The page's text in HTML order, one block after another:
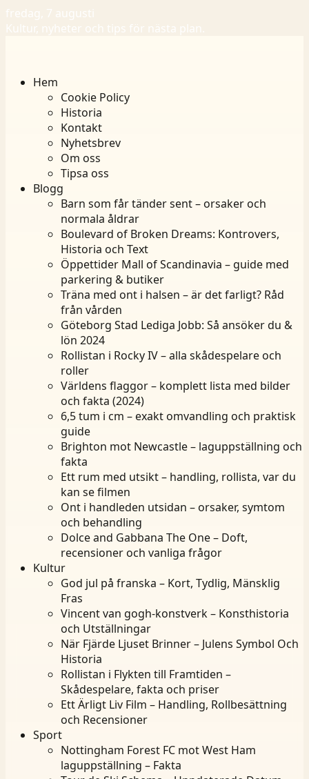
fredag, 7 augusti
Kultur, nyheter och tips för nästa plan.
Hem
Cookie Policy
Historia
Kontakt
Nyhetsbrev
Om oss
Tipsa oss
Blogg
Barn som får tänder sent – orsaker och
normala åldrar
Boulevard of Broken Dreams: Kontrovers,
Historia och Text
Öppettider Mall of Scandinavia – guide med
parkering & butiker
Träna med ont i halsen – är det farligt? Råd
från vården
Göteborg Stad Lediga Jobb: Så ansöker du &
lön 2024
Rollistan i Rocky IV – alla skådespelare och
roller
Världens flaggor – komplett lista med bilder
och fakta (2024)
6,5 tum i cm – exakt omvandling och praktisk
guide
Brighton mot Newcastle – laguppställning och
fakta
Ett rum med utsikt – handling, rollista, var du
kan se filmen
Ont i handleden utsidan – orsaker, symtom
och behandling
Dolce and Gabbana The One – Doft,
recensioner och vanliga frågor
Kultur
God jul på franska – Kort, Tydlig, Mänsklig
Fras
Vincent van gogh-konstverk – Konsthistoria
och Utställningar
När Fjärde Ljuset Brinner – Julens Symbol Och
Historia
Rollistan i Flykten till Framtiden –
Skådespelare, fakta och priser
Ett Ärligt Liv Film – Handling, Rollbesättning
och Recensioner
Sport
Nottingham Forest FC mot West Ham
laguppställning – Fakta